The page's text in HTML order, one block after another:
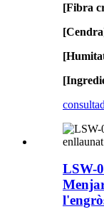
[Fibra
consulta
LSW-